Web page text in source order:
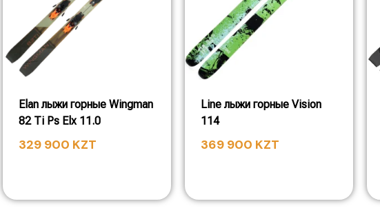
Elan лыжи горные Wingman
82 Ti Ps Elx 11.0
329 900 KZT
Line лыжи горные Vision
114
369 900 KZT